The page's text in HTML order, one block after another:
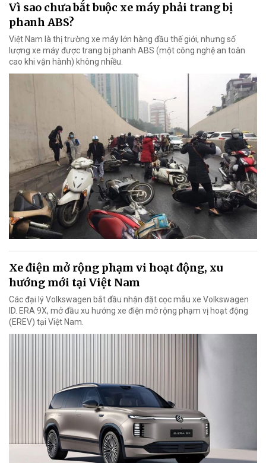
Vì sao chưa bắt buộc xe máy phải trang bị
phanh ABS?
Việt Nam là thị trường xe máy lớn hàng đầu thế giới, nhưng số
lượng xe máy được trang bị phanh ABS (một công nghệ an toàn
cao khi vận hành) không nhiều.
Xe điện mở rộng phạm vi hoạt động, xu
hướng mới tại Việt Nam
Các đại lý Volkswagen bắt đầu nhận đặt cọc mẫu xe Volkswagen
ID. ERA 9X, mở đầu xu hướng xe điện mở rộng phạm vị hoạt động
(EREV) tại Việt Nam.